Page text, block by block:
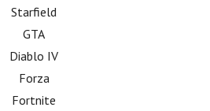
Starfield
GTA
Diablo IV
Forza
Fortnite